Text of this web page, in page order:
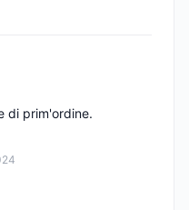
di prim'ordine.